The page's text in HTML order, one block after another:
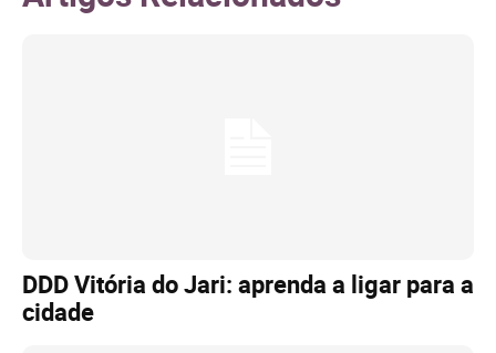
DDD Vitória do Jari: aprenda a ligar para a
cidade